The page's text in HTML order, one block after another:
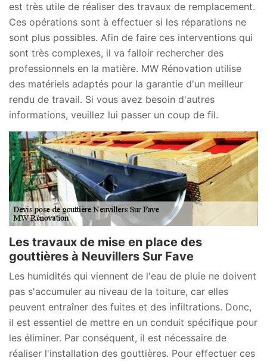
est très utile de réaliser des travaux de remplacement.
Ces opérations sont à effectuer si les réparations ne
sont plus possibles. Afin de faire ces interventions qui
sont très complexes, il va falloir rechercher des
professionnels en la matière. MW Rénovation utilise
des matériels adaptés pour la garantie d'un meilleur
rendu de travail. Si vous avez besoin d'autres
informations, veuillez lui passer un coup de fil.
Les travaux de mise en place des
gouttières à Neuvillers Sur Fave
Les humidités qui viennent de l'eau de pluie ne doivent
pas s'accumuler au niveau de la toiture, car elles
peuvent entraîner des fuites et des infiltrations. Donc,
il est essentiel de mettre en un conduit spécifique pour
les éliminer. Par conséquent, il est nécessaire de
réaliser l'installation des gouttières. Pour effectuer ces